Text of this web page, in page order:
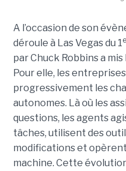
A l’occasion de son
déroule à Las Vegas du 1
par Chuck Robbins a
Pour elle, les
progressivement les
autonomes. Là où les
questions, les agents
tâches, utilisent des
modifications et
machine. Cette